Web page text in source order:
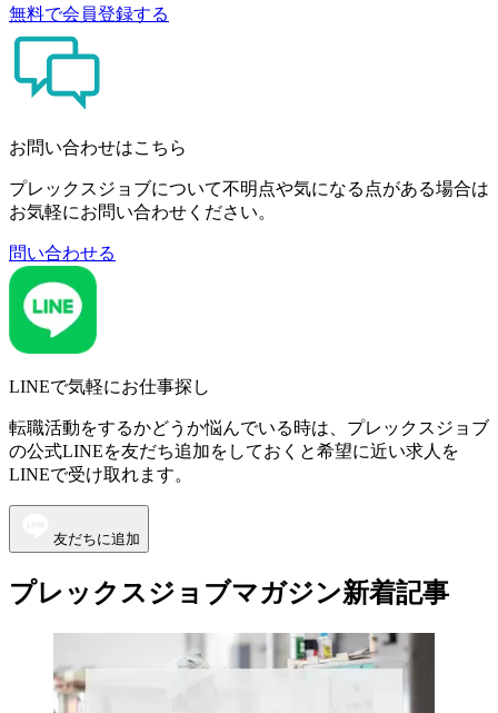
無料で会員登録する
お問い合わせはこちら
プレックスジョブについて不明点や気になる点がある場合は
お気軽にお問い合わせください。
問い合わせる
LINEで気軽にお仕事探し
転職活動をするかどうか悩んでいる時は、プレックスジョブ
の公式LINEを友だち追加をしておくと希望に近い求人を
LINEで受け取れます。
友だちに追加
プレックスジョブマガジン新着記事